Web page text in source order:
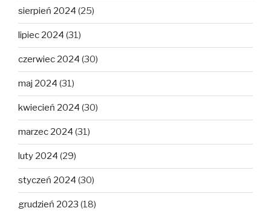
sierpień 2024 (25)
lipiec 2024 (31)
czerwiec 2024 (30)
maj 2024 (31)
kwiecień 2024 (30)
marzec 2024 (31)
luty 2024 (29)
styczeń 2024 (30)
grudzień 2023 (18)